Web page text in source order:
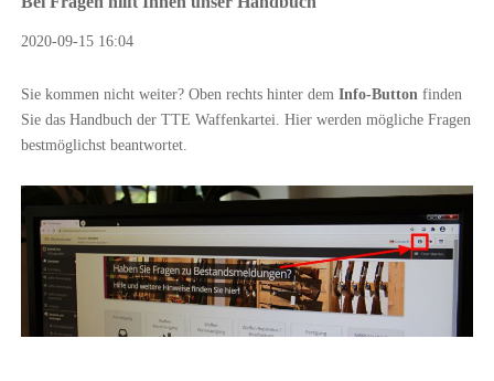
2020-09-15 16:04
Sie kommen nicht weiter? Oben rechts hinter demInfo-Button finden
Sie das Handbuch der TTE Waffenkartei. Hier werden mögliche Fragen
bestmöglichst beantwortet.